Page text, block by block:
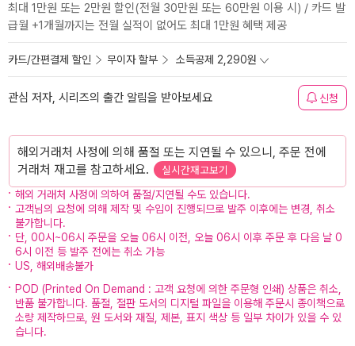
최대 1만원 또는 2만원 할인(전월 30만원 또는 60만원 이용 시) / 카드 발
급월 +1개월까지는 전월 실적이 없어도 최대 1만원 혜택 제공
카드/간편결제 할인 무이자 할부 소득공제 2,290원
관심 저자, 시리즈의 출간 알림을 받아보세요 신청
해외거래처 사정에 의해 품절 또는 지연될 수 있으니, 주문 전에
거래처 재고를 참고하세요.
실시간재고보기
해외 거래처 사정에 의하여 품절/지연될 수도 있습니다.
고객님의 요청에 의해 제작 및 수입이 진행되므로 발주 이후에는 변경, 취소
불가합니다.
단, 00시~06시 주문을 오늘 06시 이전, 오늘 06시 이후 주문 후 다음 날 0
6시 이전 등 발주 전에는 취소 가능
US, 해외배송불가
POD (Printed On Demand : 고객 요청에 의한 주문형 인쇄) 상품은 취소,
반품 불가합니다. 품절, 절판 도서의 디지털 파일을 이용해 주문시 종이책으로
소량 제작하므로, 원 도서와 재질, 제본, 표지 색상 등 일부 차이가 있을 수 있
습니다.